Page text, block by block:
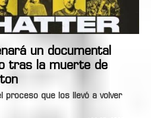
un documental
tras la muerte de
proceso que los llevó a volver